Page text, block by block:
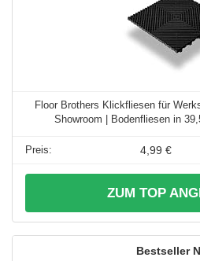
Floor Brothers Klickfliesen für
Showroom | Bodenfliesen in
4,99 €
ZUM TOP